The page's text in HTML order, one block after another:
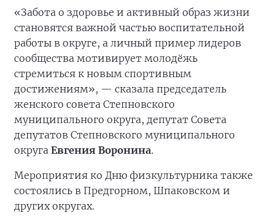
«Забота о здоровье и активный образ жизни
становятся важной частью воспитательной
работы в округе, а личный пример лидеров
сообщества мотивирует молодёжь
стремиться к новым спортивным
достижениям», — сказала председатель
женского совета Степновского
муниципального округа, депутат Совета
депутатов Степновского муниципального
округа Евгения Воронина.
Мероприятия ко Дню физкультурника также
состоялись в Предгорном, Шпаковском и
других округах.